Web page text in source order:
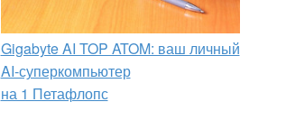
Gigabyte AI TOP ATOM: ваш личный
AI-суперкомпьютер
на 1 Петафлопс